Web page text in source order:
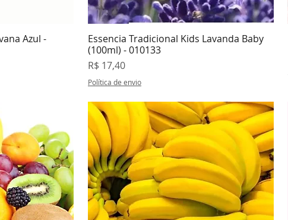
Azul -
Visualização rápida
Essencia Tradicional Kids Lavanda Baby
(100ml) - 010133
Preço
R$ 17,40
Política de envio